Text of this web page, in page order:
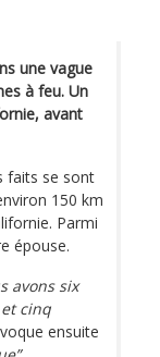
une vague
à feu. Un
avant
faits se sont
150 km
Parmi
épouse.
avons six
cinq
ensuite